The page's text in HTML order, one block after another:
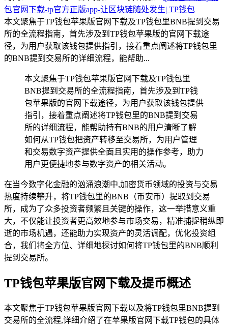
包官网下载-tp官方正版app-让区块链随处发生| TP钱包
本文聚焦于TP钱包苹果版官网下载及TP钱包里BNB提到交易
所的全流程指南，首先涉及到TP钱包苹果版的官网下载途
径，为用户获取该钱包提供指引，接着重点阐述将TP钱包里
的BNB提到交易所的详细流程，能帮助...
本文聚焦于TP钱包苹果版官网下载及TP钱包里
BNB提到交易所的全流程指南，首先涉及到TP钱
包苹果版的官网下载途径，为用户获取该钱包提供
指引，接着重点阐述将TP钱包里的BNB提到交易
所的详细流程，能帮助持有BNB的用户清晰了解
如何从TP钱包把资产转移至交易所，为用户管理
和交易数字资产提供全面且实用的操作参考，助力
用户更便捷地参与数字资产的相关活动。
在当今数字化金融的汹涌浪潮中,加密货币领域的投资与交易
热度持续攀升，将TP钱包里的BNB（币安币）提取到交易
所，成为了众多投资者频繁且关键的操作，这一举措意义重
大，不仅能让投资者更高效地参与市场交易，精准捕捉稍纵即
逝的市场机遇，还能助力实现资产的灵活调配，优化投资组
合，我们将全方位、详细地探讨如何将TP钱包里的BNB顺利
提到交易所。
TP钱包苹果版官网下载及提币概述
本文聚焦于TP钱包苹果版官网下载以及将TP钱包里BNB提到
交易所的全流程,详细介绍了在苹果版官网下载TP钱包的具体